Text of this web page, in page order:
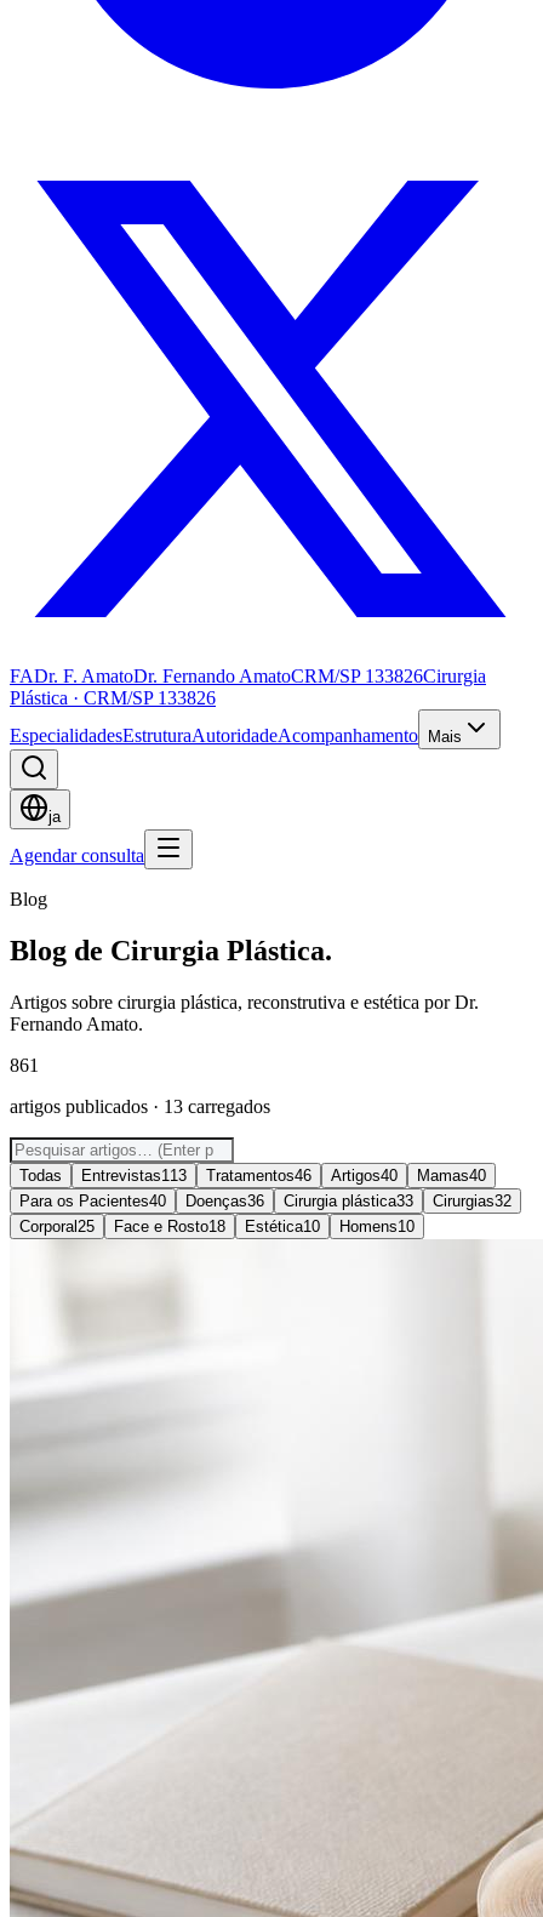
FADr. F. AmatoDr. Fernando AmatoCRM/SP 133826Cirurgia
Plástica · CRM/SP 133826
EspecialidadesEstruturaAutoridadeAcompanhamento Mais
ja
Agendar consulta
Blog
Blog de Cirurgia Plástica.
Artigos sobre cirurgia plástica, reconstrutiva e estética por Dr.
Fernando Amato.
861
artigos publicados · 13 carregados
Todas Entrevistas113 Tratamentos46 Artigos40 Mamas40
Para os Pacientes40 Doenças36 Cirurgia plástica33 Cirurgias32
Corporal 25 Face e Rosto18 Estética10 Homens10